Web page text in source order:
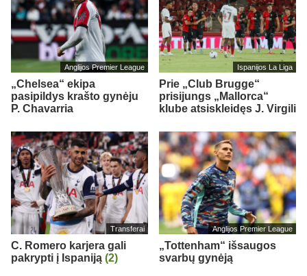
Anglijos Premier League
„Chelsea“ ekipa
pasipildys krašto gynėju
P. Chavarria
Ispanijos La Liga
Prie „Club Brugge“
prisijungs „Mallorca“
klube atsiskleidęs J. Virgili
Transferai
C. Romero karjera gali
pakrypti į Ispaniją (2)
Anglijos Premier League
„Tottenham“ išsaugos
svarbų gynėją